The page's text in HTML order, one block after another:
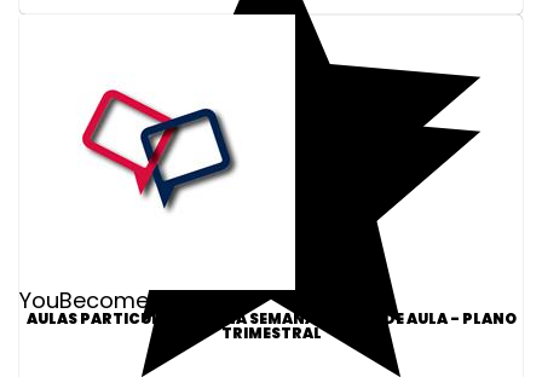
YouBecome Idiomas
AULAS PARTICULARES 3X NA SEMANA - 30MIN DE AULA - PLANO
TRIMESTRAL